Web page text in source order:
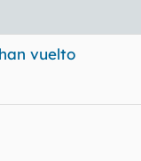
vuelto